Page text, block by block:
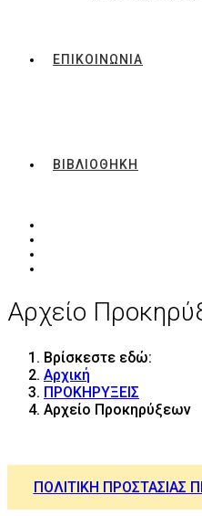
ΕΠΙΚΟΙΝΩΝΙΑ
ΒΙΒΛΙΟΘΗΚΗ
Αρχείο
Βρίσκεστε εδώ:
Αρχική
ΠΡΟΚΗΡΥΞΕΙΣ
Αρχείο Προκηρύξεων
ΠΟΛΙΤΙΚΗ